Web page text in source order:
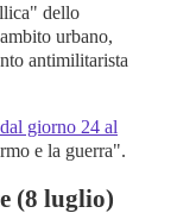
dello
urbano,
antimilitarista
giorno 24 al
e la guerra".
(8 luglio)